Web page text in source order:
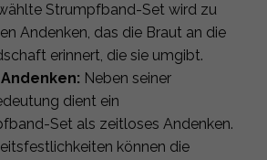
Strumpfband-Set wird zu
Andenken, das die Braut an die
erinnert, die sie umgibt.
Neben seiner
dient ein
Set als zeitloses Andenken.
können die